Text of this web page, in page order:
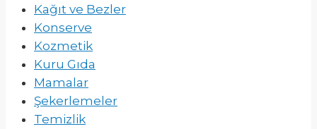
Kağıt ve Bezler
Konserve
Kozmetik
Kuru Gıda
Mamalar
Şekerlemeler
Temizlik